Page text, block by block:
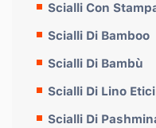
Scialli Con
Scialli Di Bamboo
Scialli Di Bambù
Scialli Di Lino Etici
Scialli Di